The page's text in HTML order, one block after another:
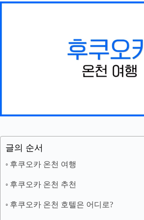
글의 순서
후쿠오카 온천 여행
후쿠오카 온천 추천
후쿠오카 온천 호텔은 어디로?